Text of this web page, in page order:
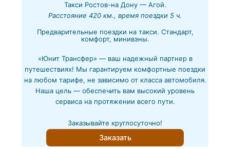
Такси Ростов-на Дону — Агой.
Расстояние 420 км., время поездки 5 ч.
Предварительные поездки на такси. Стандарт,
комфорт, минивэны.
«Юнит Трансфер» — ваш надежный партнер в
путешествиях! Мы гарантируем комфортные поездки
на любом тарифе, не зависимо от класса автомобиля.
Наша цель — обеспечить вам высокий уровень
сервиса на протяжении всего пути.
Заказывайте круглосуточно!
Заказать